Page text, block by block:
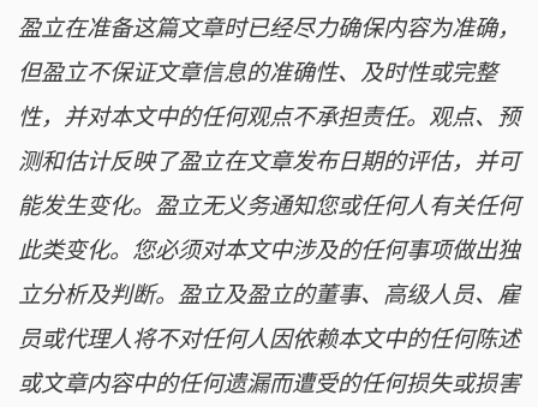
盈立在准备这篇文章时已经尽力确保内容为准确，
但盈立不保证文章信息的准确性、及时性或完整
性，并对本文中的任何观点不承担责任。观点、预
测和估计反映了盈立在文章发布日期的评估，并可
能发生变化。盈立无义务通知您或任何人有关任何
此类变化。您必须对本文中涉及的任何事项做出独
立分析及判断。盈立及盈立的董事、高级人员、雇
员或代理人将不对任何人因依赖本文中的任何陈述
或文章内容中的任何遗漏而遭受的任何损失或损害